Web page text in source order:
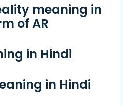
meaning in
of AR
in Hindi
in Hindi